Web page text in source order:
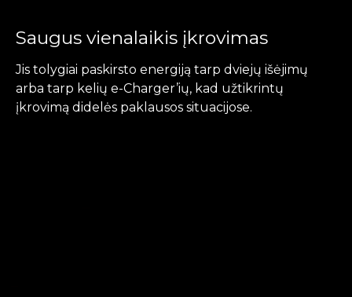
Saugus vienalaikis įkrovimas
Jis tolygiai paskirsto energiją tarp dviejų išėjimų
arba tarp kelių e-Charger’ių, kad užtikrintų
įkrovimą didelės paklausos situacijose.